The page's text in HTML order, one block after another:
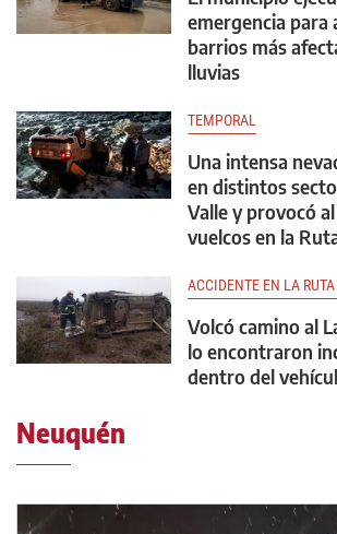
emergencia para
barrios más
lluvias
TEMPORAL
Una intensa
en distintos
Valle y provocó
vuelcos en la
ACCIDENTE EN LA
Volcó camino al
lo encontraron
dentro del
Neuquén